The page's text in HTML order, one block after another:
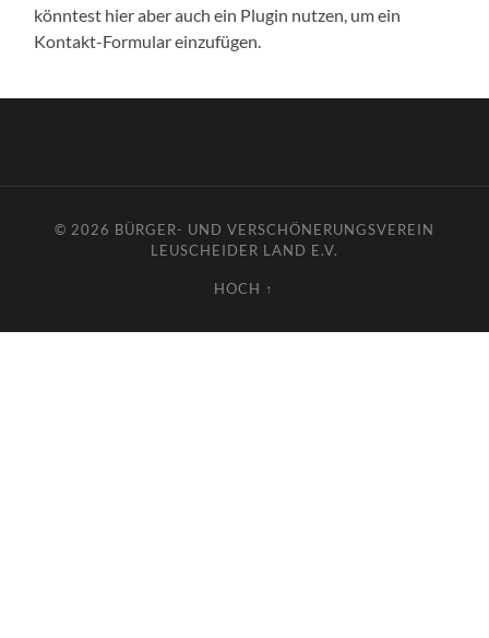
könntest hier aber auch ein Plugin nutzen, um ein
Kontakt-Formular einzufügen.
© 2026 BÜRGER- UND VERSCHÖNERUNGSVEREIN
LEUSCHEIDER LAND E.V.
HOCH ↑